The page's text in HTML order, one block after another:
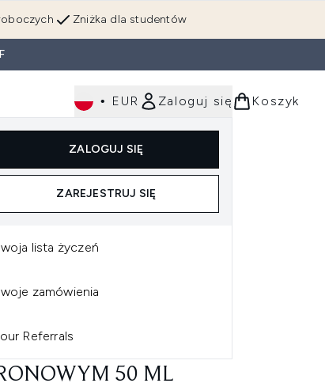
Zniżka dla studentów
• EUR Zaloguj się
ZALOGUJ SIĘ
ZAREJESTRUJ SIĘ
lista życzeń
zamówienia
Referrals
Koszyk
Wejdź do podmenu (Włosy) Wejdź do podmenu (Narzędzia)
Dla mężczyzn
89
ACID BOOSTER
Z KWASEM
50 ML